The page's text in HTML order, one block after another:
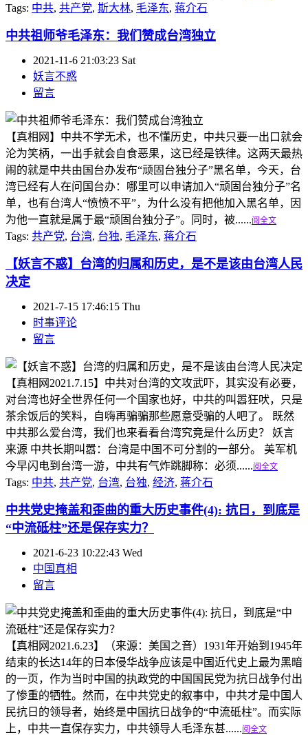
Tags: 中共, 共产党, 斯大林, 毛泽东, 蒋介石
中共祖师爷毛泽东：我们赞成台湾独立
2021-11-6 21:03:23 Sat
妖言不惑
留言
【真相网】中共不学无术，也不懂历史，中共只要一出口就会
沦为笑柄，一出手就会自食恶果，这已经是铁律。这两天最热
闹的就是中共由国台办发布“顽固台独分子”黑名单，今天，台
湾已经有人在问国台办：哪里可以申请加入“顽固台独分子”名
单，也有台湾人“愤愤不平”，为什么没有把他加入黑名单，因
为他一直就是属于最“顽固台独分子”。同时，被......阅全文
Tags: 共产党, 台湾, 台独, 毛泽东, 蒋介石
【妖言不惑】台湾的归属和历史，是不是该由台湾人民
决定
2021-7-15 17:46:15 Thu
时事评论
留言
【真相网2021.7.15】中共对台湾的文攻武吓，其实没有必要，
对台湾也好全世界任何一个国家也好，中共的叫嚣狂吠，只是
茶余饭后的笑料，自嗨再骗骗那些愿意受骗的人吧了。 既然
中共那么爱台湾，我们也来看看台湾究竟是什么历史？ 妖言
来源 中共长期叫嚣：台湾是中国不可分割的一部分。 美军机
今早闪电到台湾一游，中共有气炸跳脚称：必须......阅全文
Tags: 中共, 共产党, 台湾, 台独, 经济, 蒋介石
中共党史掩盖和歪曲的重大历史事件(4): 抗日，到底是
“中流砥柱”还是保存实力？
2021-6-23 10:22:43 Wed
中国真相
留言
【真相网2021.6.23】（来源：美国之音）1931年开始到1945年
结束的长达14年的日本侵华战争应该是中国近代史上最为黑暗
的一页，作为当时中国的执政党的中国国民党为抗日战争付出
了惨重的牺牲。然而，在中共党史的叙事中，中共才是中国人
民抗日的领导者，始终是中国抗日战争的“中流砥柱”。而实际
上，中共一直保存实力，中共领导人毛泽东甚......阅全文